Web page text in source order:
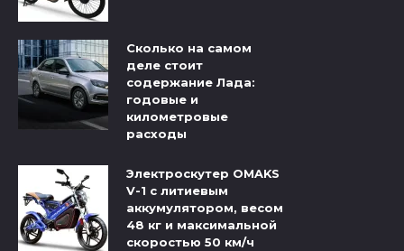
Сколько на самом
деле стоит
содержание Лада:
годовые и
километровые
расходы
Электроскутер OMAKS
V-1 с литиевым
аккумулятором, весом
48 кг и максимальной
скоростью 50 км/ч